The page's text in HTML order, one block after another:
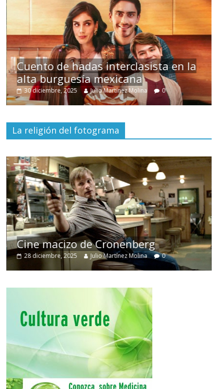
Cuento de hadas interclasista en la
alta burguesía mexicana
30 diciembre, 2025 Julio Martínez Molina 0
La religión del fotograma
Cine macizo de Cronenberg
28 diciembre, 2025 Julio Martínez Molina 0